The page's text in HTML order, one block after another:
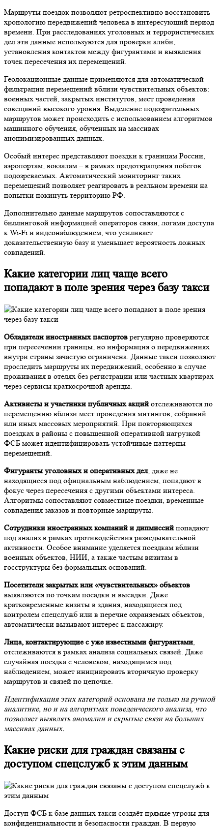
Маршруты поездок позволяют ретроспективно восстановить
хронологию передвижений человека в интересующий период
времени. При расследованиях уголовных и террористических
дел эти данные используются для проверки алиби,
установления контактов между фигурантами и выявления
точек пересечения их перемещений.
Геолокационные данные применяются для автоматической
фильтрации перемещений вблизи чувствительных объектов:
военных частей, закрытых институтов, мест проведения
совещаний высокого уровня. Выделение подозрительных
маршрутов может происходить с использованием алгоритмов
машинного обучения, обученных на массивах
анонимизированных данных.
Особый интерес представляют поездки к границам России,
аэропортам, вокзалам – в рамках предотвращения побегов
подозреваемых. Автоматический мониторинг таких
перемещений позволяет реагировать в реальном времени на
попытки покинуть территорию РФ.
Дополнительно данные маршрутов сопоставляются с
биллинговой информацией операторов связи, логами доступа
к Wi-Fi и видеонаблюдением, что усиливает
доказательственную базу и уменьшает вероятность ложных
совпадений.
Какие категории лиц чаще всего
попадают в поле зрения через базу такси
Обладатели иностранных паспортов регулярно проверяются
при пересечении границы, но информация о передвижениях
внутри страны зачастую ограничена. Данные такси позволяют
проследить маршруты их передвижений, особенно в случае
проживания в отелях без регистрации или частных квартирах
через сервисы краткосрочной аренды.
Активисты и участники публичных акций отслеживаются по
перемещению вблизи мест проведения митингов, собраний
или иных массовых мероприятий. При повторяющихся
поездках в районы с повышенной оперативной нагрузкой
ФСБ может идентифицировать устойчивые паттерны
перемещений.
Фигуранты уголовных и оперативных дел, даже не
находящиеся под официальным наблюдением, попадают в
фокус через пересечения с другими объектами интереса.
Алгоритмы сопоставляют совместные поездки, временные
совпадения заказов и повторные маршруты.
Сотрудники иностранных компаний и дипмиссий попадают
под анализ в рамках противодействия разведывательной
активности. Особое внимание уделяется поездкам вблизи
военных объектов, НИИ, а также частым визитам в
госструктуры без формальных оснований.
Посетители закрытых или «чувствительных» объектов
выявляются по точкам посадки и высадки. Даже
кратковременные визиты в здания, находящиеся под
контролем спецслужб или в перечне охраняемых объектов,
автоматически вызывают интерес к пассажиру.
Лица, контактирующие с уже известными фигурантами,
отслеживаются в рамках анализа социальных связей. Даже
случайная поездка с человеком, находящимся под
наблюдением, может инициировать вторичную проверку
маршрутов и связей по цепочке.
Идентификация этих категорий основана не только на ручной
аналитике, но и на алгоритмах поведенческого анализа, что
позволяет выявлять аномалии и скрытые связи на больших
массивах данных.
Какие риски для граждан связаны с
доступом спецслужб к этим данным
Доступ ФСБ к базе данных такси создаёт прямые угрозы для
конфиденциальности и безопасности граждан. В первую